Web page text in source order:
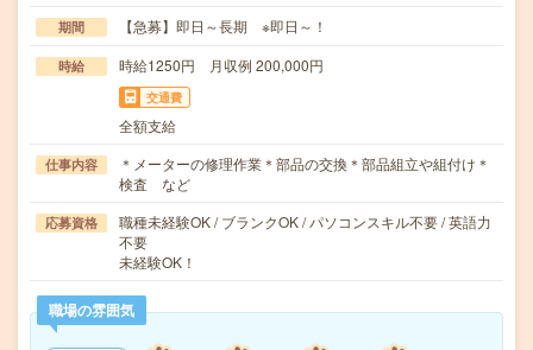
期間 【急募】即日～長期 ※即日～！
時給 時給1250円 月収例 200,000円
交通費
全額支給
仕事内容
＊メーターの修理作業＊部品の交換＊部品組立や組付け＊
検査 など
応募資格
職種未経験OK / ブランクOK / パソコンスキル不要 / 英語力
不要
未経験OK！
職場の雰囲気